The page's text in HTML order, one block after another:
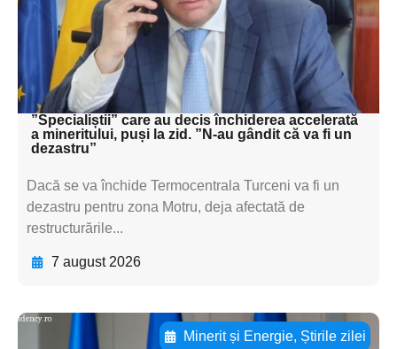
textul pentru
subtitluAdaugă aici
textul pentru subti
”Specialiștii” care au decis închiderea accelerată
a mineritului, puși la zid. ”N-au gândit că va fi un
dezastru”
Dacă se va închide Termocentrala Turceni va fi un
dezastru pentru zona Motru, deja afectată de
restructurările...
7 august 2026
Minerit și Energie, Știrile zilei